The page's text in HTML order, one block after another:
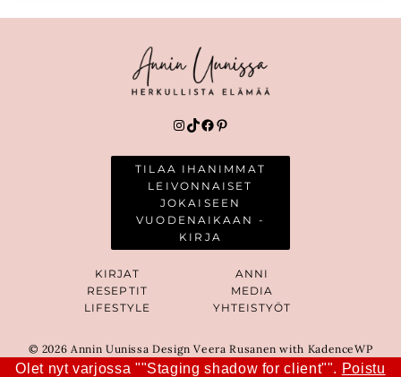
Instagram
TikTok
Facebook
Pinterest
TILAA IHANIMMAT
LEIVONNAISET
JOKAISEEN
VUODENAIKAAN -
KIRJA
KIRJAT
RESEPTIT
LIFESTYLE
ANNI
MEDIA
YHTEISTYÖT
© 2026 Annin Uunissa Design Veera Rusanen with KadenceWP
Olet nyt varjossa ""Staging shadow for client"". Poistu